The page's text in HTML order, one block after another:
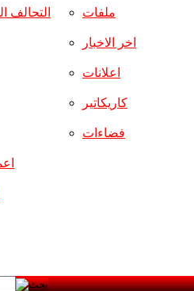
التحالف ملفات
اخر الاخبار
اعلانات
كاريكاتير
فضاءات